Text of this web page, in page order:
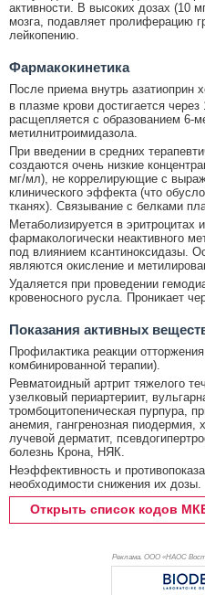
активности. В высоких дозах (10
мозга, подавляет пролиферацию
лейкопению.
Фармакокинетика
После приема внутрь
в плазме крови достигается
расщепляется с образованием 6-
метилнитроимидазола.
При введении в средних
создаются очень низкие
мг/мл), не коррелирующие с
клинического эффекта (что
тканях). Связывание с белками
Метаболизируется в эритроцитах
фармакологически неактивного
под влиянием ксантиноксидазы.
являются окисление и
Удаляется при проведении
кровеносного русла. Проникает
Показания активных
Профилактика реакции
комбинированной терапии).
Ревматоидный артрит тяжелого
узелковый периартериит,
тромбоцитопеническая пурпура,
анемия, гангренозная пиодермия,
лучевой дерматит,
болезнь Крона, НЯК.
Неэффективность и
необходимости снижения их дозы.
Открыть список кодов
Реклама. ООО «НАОС